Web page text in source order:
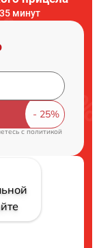
минут
cполитикой